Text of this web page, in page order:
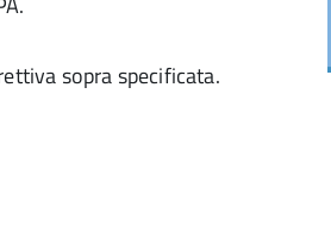
sopra specificata.